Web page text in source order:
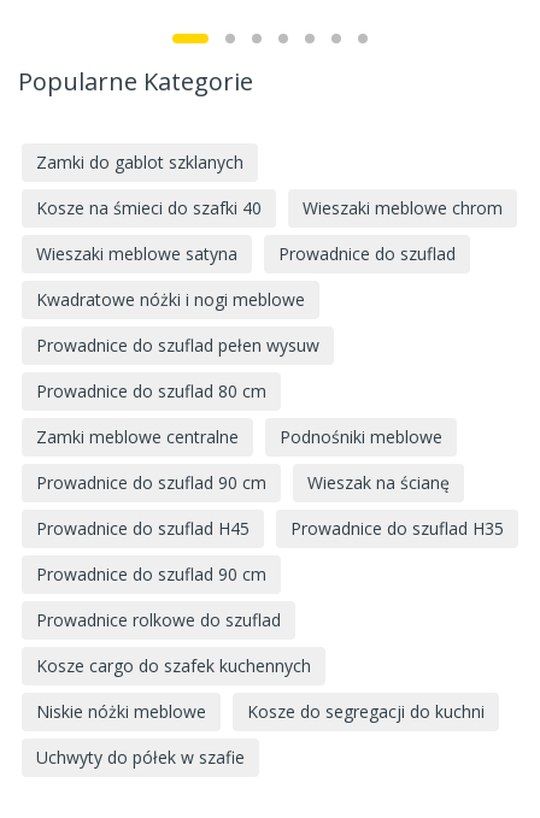
Popularne Kategorie
Zamki do gablot szklanych
Kosze na śmieci do szafki 40
Wieszaki meblowe chrom
Wieszaki meblowe satyna
Prowadnice do szuflad
Kwadratowe nóżki i nogi meblowe
Prowadnice do szuflad pełen wysuw
Prowadnice do szuflad 80 cm
Zamki meblowe centralne
Podnośniki meblowe
Prowadnice do szuflad 90 cm
Wieszak na ścianę
Prowadnice do szuflad H45
Prowadnice do szuflad H35
Prowadnice do szuflad 90 cm
Prowadnice rolkowe do szuflad
Kosze cargo do szafek kuchennych
Niskie nóżki meblowe
Kosze do segregacji do kuchni
Uchwyty do półek w szafie